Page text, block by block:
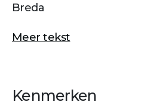
Breda
Meer tekst
Kenmerken